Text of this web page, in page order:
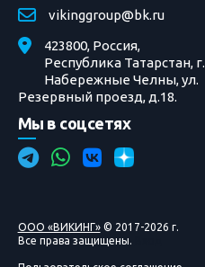
vikinggroup@bk.ru
423800, Россия,
Республика Татарстан, г.
Набережные Челны, ул.
Резервный проезд, д.18.
Мы в соцсетях
ООО «ВИКИНГ»© 2017-2026 г.
Все права защищены.